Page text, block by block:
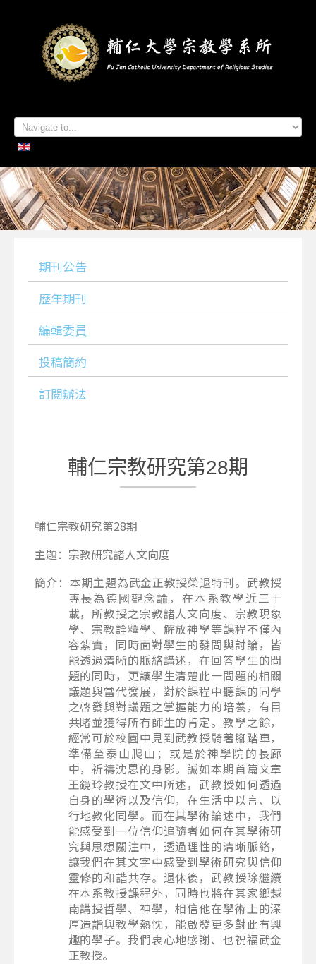
首頁
系所簡介
本系成員
學生專區
招生資訊
各項活動
研究及出版
系所友專區
聯絡我們
期刊公告
歷年期刊
編輯委員
投稿簡約
訂閱辦法
輔仁宗教研究第28期
輔仁宗教研究第28期
主題：宗教研究諸人文向度
簡介：本期主題為武金正教授榮退特刊。武教授
專長為德國觀念論，在本系教學近三十
載，所教授之宗教諸人文向度、宗教現象
學、宗教詮釋學、解放神學等課程不僅內
容紮實，同時面對學生的發問與討論，皆
能透過清晰的脈絡講述，在回答學生的問
題的同時，更讓學生清楚此一問題的相關
議題與當代發展，對於課程中聽課的同學
之啓發與對議題之掌握能力的培養，有目
共睹並獲得所有師生的肯定。教學之餘，
經常可於校園中見到武教授騎著腳踏車，
準備至泰山爬山；或是於神學院的長廊
中，祈禱沈思的身影。誠如本期首篇文章
王鏡玲教授在文中所述，武教授如何透過
自身的學術以及信仰，在生活中以言、以
行地教化同學。而在其學術論述中，我們
能感受到一位信仰追隨者如何在其學術研
究與思想關注中，透過理性的清晰脈絡，
讓我們在其文字中感受到學術研究與信仰
靈修的和諧共存。退休後，武教授除繼續
在本系教授課程外，同時也將在其家鄉越
南講授哲學、神學，相信他在學術上的深
厚造詣與教學熱忱，能啟發更多對此有興
趣的學子。我們衷心地感謝、也祝福武金
正教授。